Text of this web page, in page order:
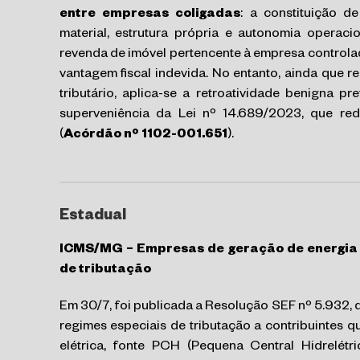
entre empresas coligadas: a constituição
material, estrutura própria e autonomia
revenda de imóvel pertencente à empresa
vantagem fiscal indevida. No entanto, ainda que
tributário, aplica-se a retroatividade benigna
superveniência da Lei nº 14.689/2023, que
(Acórdão nº 1102-001.651).
Estadual
ICMS/MG – Empresas de geração de
de tributação
Em 30/7, foi publicada a Resolução SEF nº
regimes especiais de tributação a contribuintes
elétrica, fonte PCH (Pequena Central